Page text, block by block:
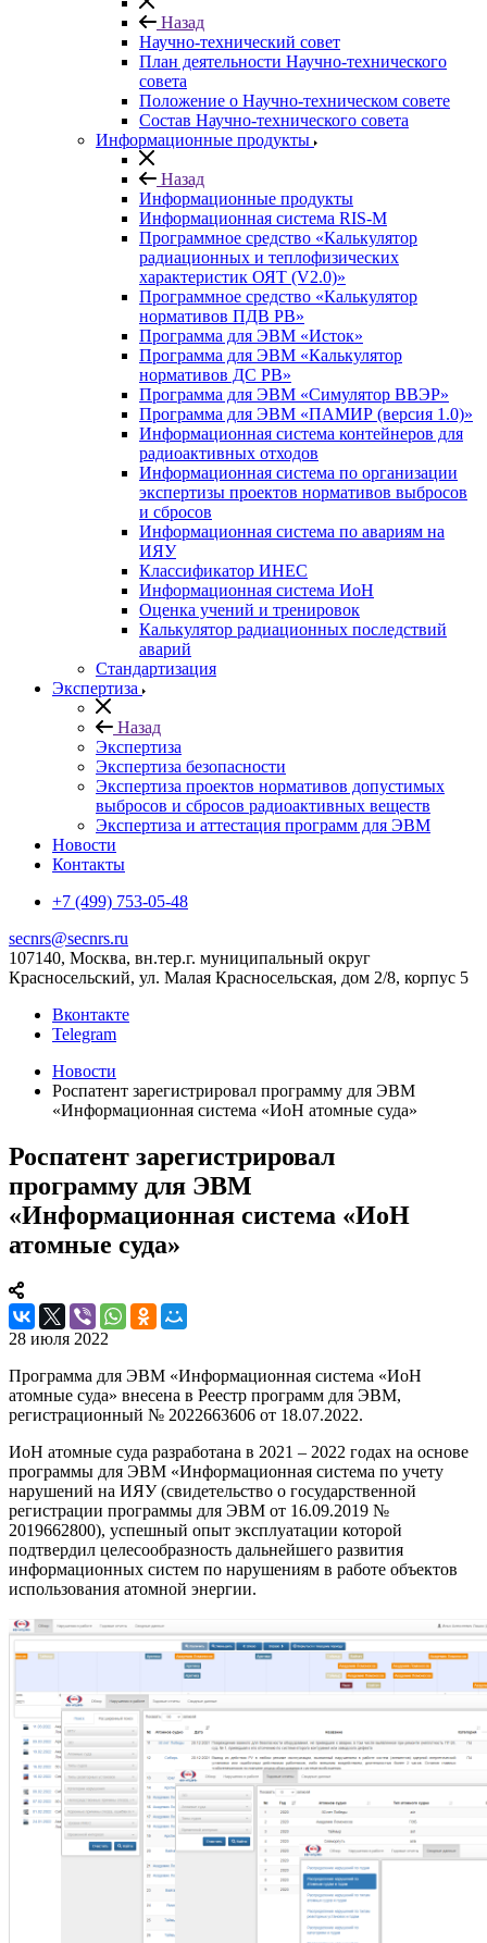
Назад
Научно-технический совет
План деятельности Научно-технического
совета
Положение о Научно-техническом совете
Состав Научно-технического совета
Информационные продукты
Назад
Информационные продукты
Информационная система RIS-M
Программное средство «Калькулятор
радиационных и теплофизических
характеристик ОЯТ (V2.0)»
Программное средство «Калькулятор
нормативов ПДВ РВ»
Программа для ЭВМ «Исток»
Программа для ЭВМ «Калькулятор
нормативов ДС РВ»
Программа для ЭВМ «Симулятор ВВЭР»
Программа для ЭВМ «ПАМИР (версия 1.0)»
Информационная система контейнеров для
радиоактивных отходов
Информационная система по организации
экспертизы проектов нормативов выбросов
и сбросов
Информационная система по авариям на
ИЯУ
Классификатор ИНЕС
Информационная система ИоН
Оценка учений и тренировок
Калькулятор радиационных последствий
аварий
Стандартизация
Экспертиза
Назад
Экспертиза
Экспертиза безопасности
Экспертиза проектов нормативов допустимых
выбросов и сбросов радиоактивных веществ
Экспертиза и аттестация программ для ЭВМ
Новости
Контакты
+7 (499) 753-05-48
secnrs@secnrs.ru
107140, Москва, вн.тер.г. муниципальный округ
Красносельский, ул. Малая Красносельская, дом 2/8, корпус 5
Вконтакте
Telegram
Новости
Роспатент зарегистрировал программу для ЭВМ
«Информационная система «ИоН атомные суда»
Роспатент зарегистрировал
программу для ЭВМ
«Информационная система «ИоН
атомные суда»
28 июля 2022
Программа для ЭВМ «Информационная система «ИоН
атомные суда» внесена в Реестр программ для ЭВМ,
регистрационный № 2022663606 от 18.07.2022.
ИоН атомные суда разработана в 2021 – 2022 годах на основе
программы для ЭВМ «Информационная система по учету
нарушений на ИЯУ (свидетельство о государственной
регистрации программы для ЭВМ от 16.09.2019 №
2019662800), успешный опыт эксплуатации которой
подтвердил целесообразность дальнейшего развития
информационных систем по нарушениям в работе объектов
использования атомной энергии.